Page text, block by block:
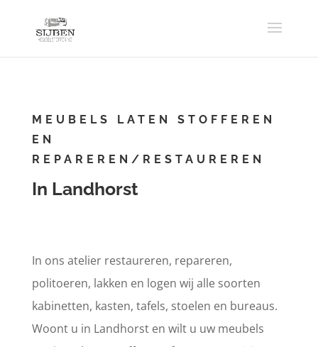
MEUBELS LATEN STOFFEREN
EN
REPAREREN/RESTAUREREN
In Landhorst
In ons atelier restaureren, repareren,
politoeren, lakken en logen wij alle soorten
kabinetten, kasten, tafels, stoelen en bureaus.
Woont u in Landhorst en wilt u uw meubels